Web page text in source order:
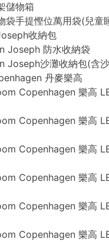
儲物箱
袋手提慳位萬用袋(兒童
收納包
Joseph 防水收納袋
Joseph沙灘收納包(含
丹麥樂高
Copenhagen 樂高
Copenhagen 樂高
Copenhagen 樂高
Copenhagen 樂高
Copenhagen 樂高
Copenhagen 樂高